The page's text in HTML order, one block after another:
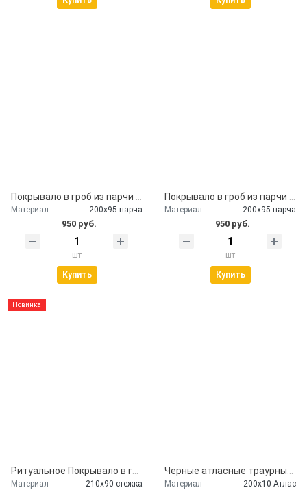
Материал 200х95 парча
950 руб.
шт
Купить
Материал 200х95 парча
950 руб.
шт
Купить
Новинка
Ритуальное Покрывало в гроб глиттер серебро
Материал 210х90 стежка
Черные атласные траурные ленты - скорбим и помним
Материал 200х10 Атлас